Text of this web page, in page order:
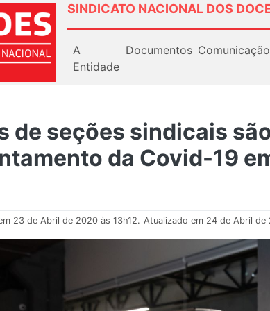
SINDICATO NACIONAL DOS
A
Entidade
Documentos Comunicação
de seções sindicais
da Covid-19
23 de Abril de 2020 às 13h12. Atualizado em 24 de Abril de